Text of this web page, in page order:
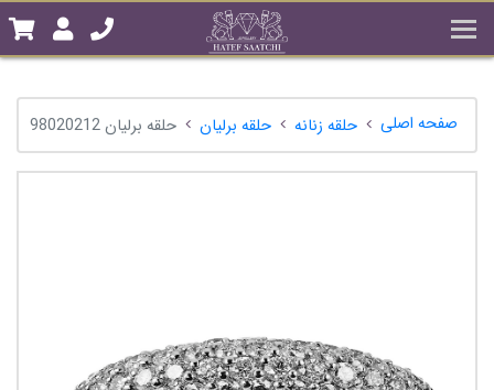
صفحه اصلی حلقه زنانه حلقه برلیان حلقه برلیان 98020212